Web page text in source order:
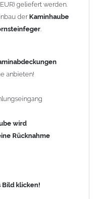
geliefert werden.
der Kaminhaube
.
anbieten!
wird
Rücknahme
Bild klicken!